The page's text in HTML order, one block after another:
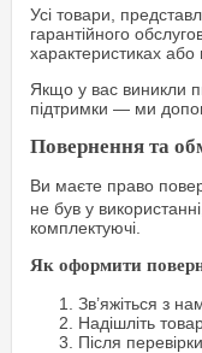
Усі товари,
гарантійного
характеристиках або
Якщо у вас виникли
підтримки — ми
Повернення та
Ви маєте право
не був у
комплектуючі.
Як оформити
Зв’яжіться з
Надішліть
Після